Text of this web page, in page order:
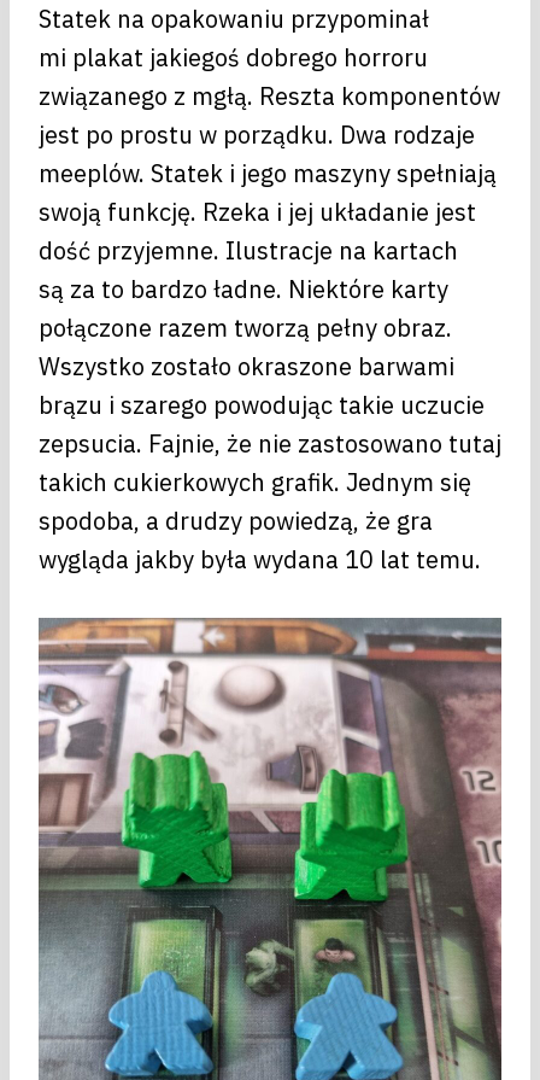
Statek na opakowaniu przypominał
mi plakat jakiegoś dobrego horroru
związanego z mgłą. Reszta komponentów
jest po prostu w porządku. Dwa rodzaje
meeplów. Statek i jego maszyny spełniają
swoją funkcję. Rzeka i jej układanie jest
dość przyjemne. Ilustracje na kartach
są za to bardzo ładne. Niektóre karty
połączone razem tworzą pełny obraz.
Wszystko zostało okraszone barwami
brązu i szarego powodując takie uczucie
zepsucia. Fajnie, że nie zastosowano tutaj
takich cukierkowych grafik. Jednym się
spodoba, a drudzy powiedzą, że gra
wygląda jakby była wydana 10 lat temu.